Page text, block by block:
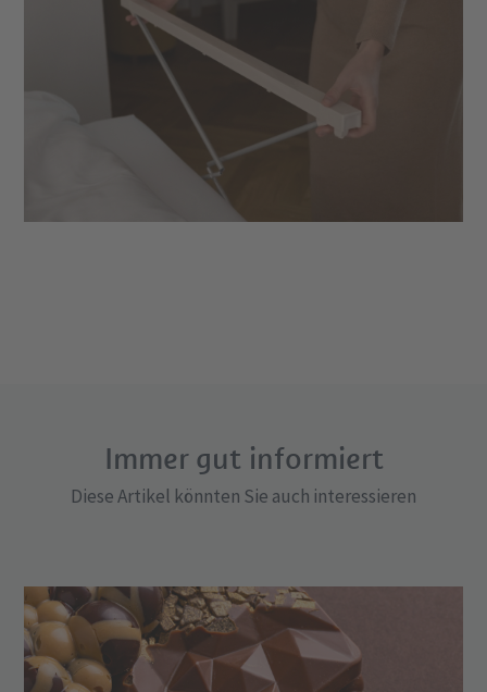
Immer gut informiert
Diese Artikel könnten Sie auch interessieren